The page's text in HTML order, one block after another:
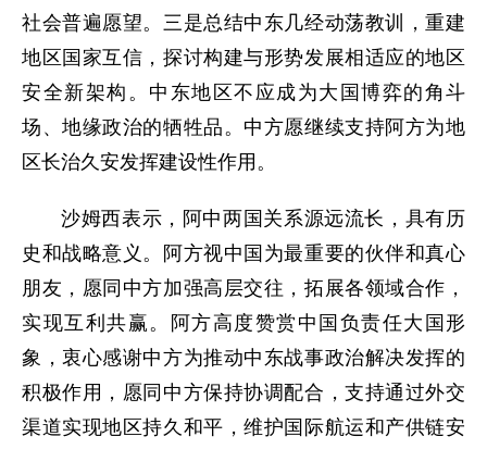
社会普遍愿望。三是总结中东几经动荡教训，重建
地区国家互信，探讨构建与形势发展相适应的地区
安全新架构。中东地区不应成为大国博弈的角斗
场、地缘政治的牺牲品。中方愿继续支持阿方为地
区长治久安发挥建设性作用。
沙姆西表示，阿中两国关系源远流长，具有历
史和战略意义。阿方视中国为最重要的伙伴和真心
朋友，愿同中方加强高层交往，拓展各领域合作，
实现互利共赢。阿方高度赞赏中国负责任大国形
象，衷心感谢中方为推动中东战事政治解决发挥的
积极作用，愿同中方保持协调配合，支持通过外交
渠道实现地区持久和平，维护国际航运和产供链安